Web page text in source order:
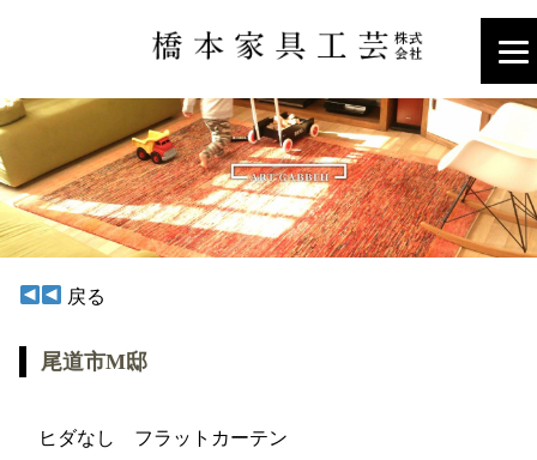
戻る
尾道市M邸
ヒダなし フラットカーテン